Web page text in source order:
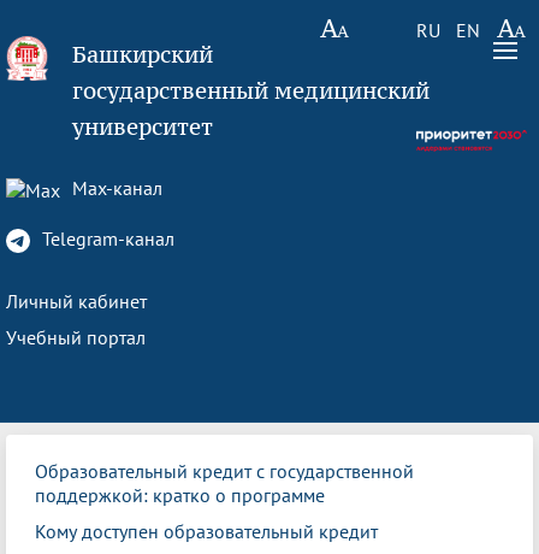
RU EN
Башкирский
государственный медицинский
университет
Max-канал
Telegram-канал
Личный кабинет
Учебный портал
Образовательный кредит с государственной
поддержкой: кратко о программе
Кому доступен образовательный кредит